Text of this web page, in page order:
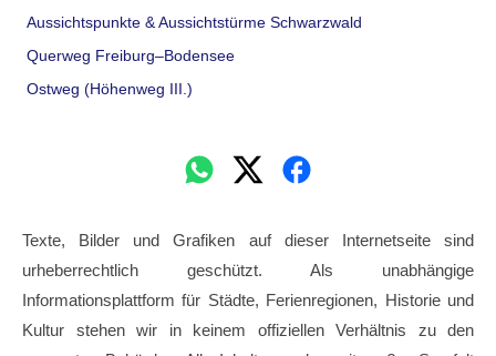
Aussichtspunkte & Aussichtstürme Schwarzwald
Querweg Freiburg–Bodensee
Ostweg (Höhenweg III.)
Texte, Bilder und Grafiken auf dieser Internetseite sind
urheberrechtlich geschützt. Als unabhängige
Informationsplattform für Städte, Ferienregionen, Historie und
Kultur stehen wir in keinem offiziellen Verhältnis zu den